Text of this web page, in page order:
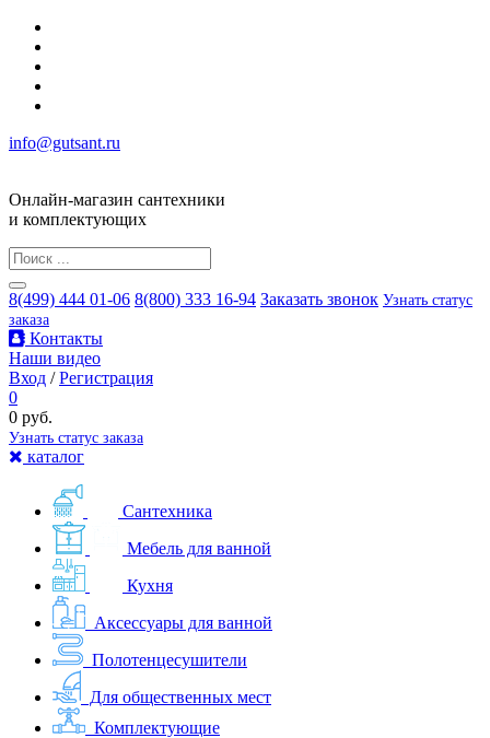
info@gutsant.ru
Онлайн-магазин сантехники
и комплектующих
8(499) 444 01-06 8(800) 333 16-94 Заказать звонок Узнать статус
заказа
Контакты
Наши видео
Вход /Регистрация
0
0 руб.
Узнать статус заказа
каталог
Сантехника
Мебель для ванной
Кухня
Аксессуары для ванной
Полотенцесушители
Для общественных мест
Комплектующие